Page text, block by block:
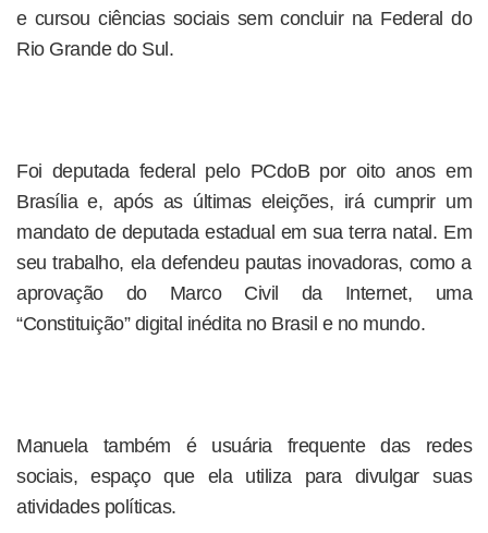
e cursou ciências sociais sem concluir na Federal do
Rio Grande do Sul.
Foi deputada federal pelo PCdoB por oito anos em
Brasília e, após as últimas eleições, irá cumprir um
mandato de deputada estadual em sua terra natal. Em
seu trabalho, ela defendeu pautas inovadoras, como a
aprovação do Marco Civil da Internet, uma
“Constituição” digital inédita no Brasil e no mundo.
Manuela também é usuária frequente das redes
sociais, espaço que ela utiliza para divulgar suas
atividades políticas.